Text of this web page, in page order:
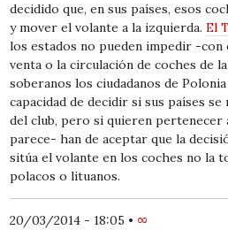
decidido que, en sus países, esos
y mover el volante a la izquierda.El
los estados no pueden impedir -
venta o la circulación de coches de
soberanos los ciudadanos de
capacidad de decidir si sus países
del club, pero si quieren pertenecer
parece- han de aceptar que la
sitúa el volante en los coches no la
polacos o lituanos.
20/03/2014 - 18:05 • ∞